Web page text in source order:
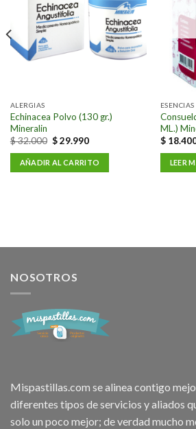
ALERGIAS
Echinacea Polvo (130 gr.)
Mineralin
$32.000 $29.990
AÑADIR AL CARRITO
ML.)
$
LEER
NOSOTROS
Mispastillas.com se alinea contigo
diferentes tipos de servicios y aliados
solo un poco mejor; de verdad mucho